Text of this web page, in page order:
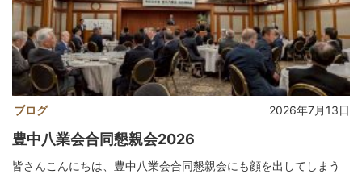
ブログ 2026年7月13日
豊中八業会合同懇親会2026
皆さんこんにちは、豊中八業会合同懇親会にも顔を出してしまう